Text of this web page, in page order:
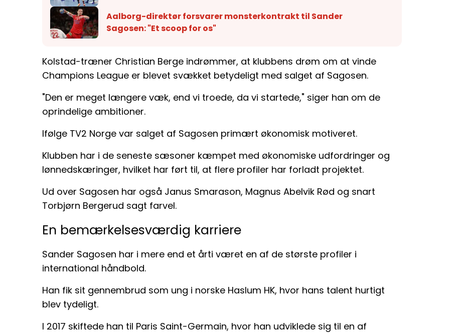
Aalborg-direktør forsvarer monsterkontrakt til Sander
Sagosen: "Et scoop for os"
Kolstad-træner Christian Berge indrømmer, at klubbens drøm om at vinde
Champions League er blevet svækket betydeligt med salget af Sagosen.
"Den er meget længere væk, end vi troede, da vi startede," siger han om de
oprindelige ambitioner.
Ifølge TV2 Norge var salget af Sagosen primært økonomisk motiveret.
Klubben har i de seneste sæsoner kæmpet med økonomiske udfordringer og
lønnedskæringer, hvilket har ført til, at flere profiler har forladt projektet.
Ud over Sagosen har også Janus Smarason, Magnus Abelvik Rød og snart
Torbjørn Bergerud sagt farvel.
En bemærkelsesværdig karriere
Sander Sagosen har i mere end et årti været en af de største profiler i
international håndbold.
Han fik sit gennembrud som ung i norske Haslum HK, hvor hans talent hurtigt
blev tydeligt.
I 2017 skiftede han til Paris Saint-Germain, hvor han udviklede sig til en af